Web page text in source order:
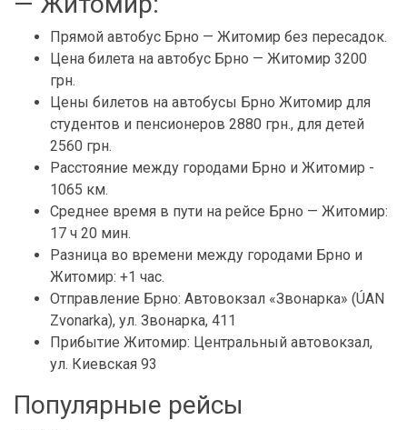
Прямой автобус Брно — Житомир без пересадок.
Цена билета на автобус Брно — Житомир 3200
грн.
Цены билетов на автобусы Брно Житомир для
студентов и пенсионеров 2880 грн., для детей
2560 грн.
Расстояние между городами Брно и Житомир -
1065 км.
Среднее время в пути на рейсе Брно — Житомир:
17 ч 20 мин.
Разница во времени между городами Брно и
Житомир: +1 час.
Отправление Брно: Автовокзал «Звонарка» (ÚAN
Zvonarka), ул. Звонарка, 411
Прибытие Житомир: Центральный автовокзал,
ул. Киевская 93
Популярные рейсы